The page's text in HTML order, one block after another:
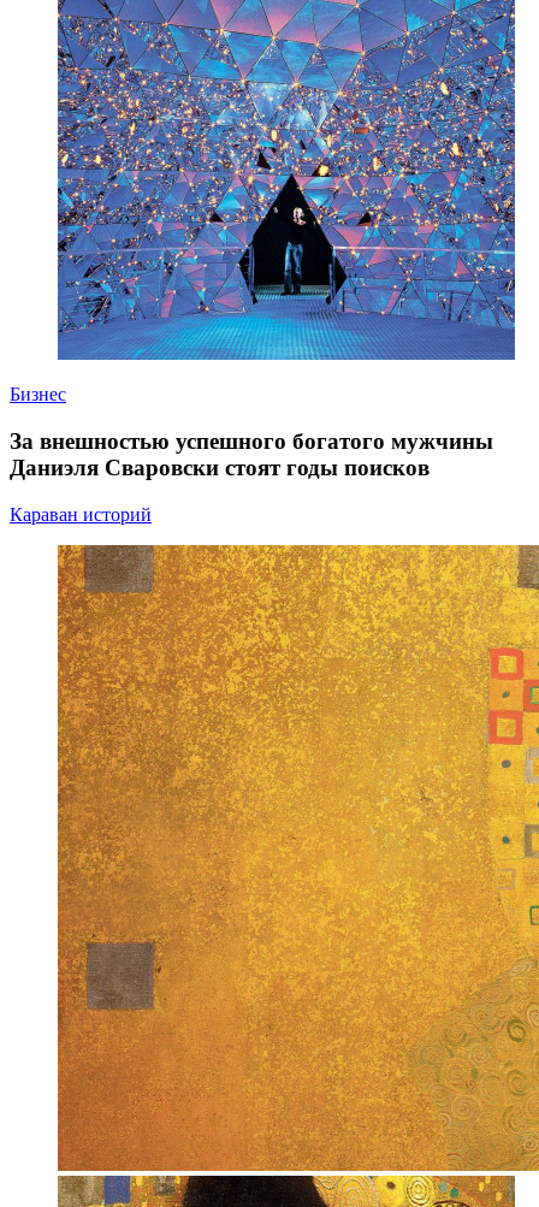
Бизнес
За внешностью успешного богатого мужчины
Даниэля Сваровски стоят годы поисков
Караван историй